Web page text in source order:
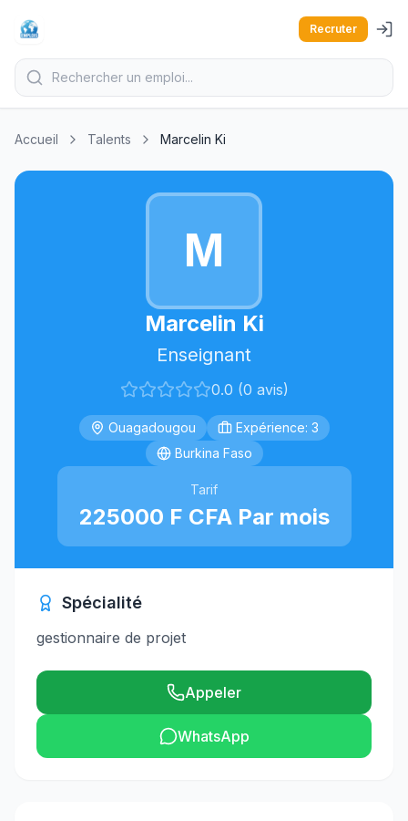
Recruter
Accueil Talents Marcelin Ki
M
Marcelin Ki
Enseignant
0.0 (0 avis)
Ouagadougou
Expérience: 3
Burkina Faso
Tarif
225000 F CFA Par mois
Spécialité
gestionnaire de projet
Appeler
WhatsApp